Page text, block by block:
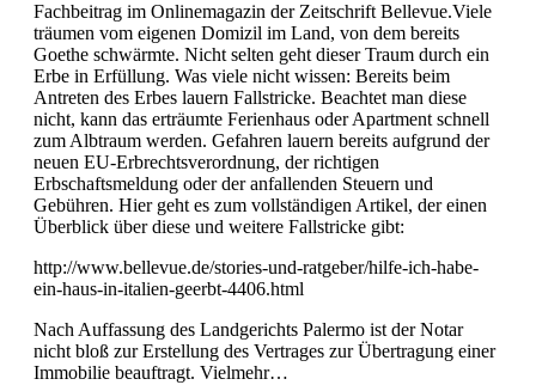
Fachbeitrag im Onlinemagazin der Zeitschrift Bellevue.Viele
träumen vom eigenen Domizil im Land, von dem bereits
Goethe schwärmte. Nicht selten geht dieser Traum durch ein
Erbe in Erfüllung. Was viele nicht wissen: Bereits beim
Antreten des Erbes lauern Fallstricke. Beachtet man diese
nicht, kann das erträumte Ferienhaus oder Apartment schnell
zum Albtraum werden. Gefahren lauern bereits aufgrund der
neuen EU-Erbrechtsverordnung, der richtigen
Erbschaftsmeldung oder der anfallenden Steuern und
Gebühren. Hier geht es zum vollständigen Artikel, der einen
Überblick über diese und weitere Fallstricke gibt:
http://www.bellevue.de/stories-und-ratgeber/hilfe-ich-habe-
ein-haus-in-italien-geerbt-4406.html
Nach Auffassung des Landgerichts Palermo ist der Notar
nicht bloß zur Erstellung des Vertrages zur Übertragung einer
Immobilie beauftragt. Vielmehr…